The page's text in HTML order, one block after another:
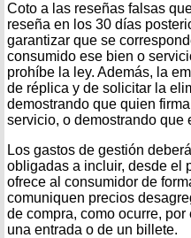
Coto a las reseñas falsas
reseña en los 30 días
garantizar que se
consumido ese bien o
prohíbe la ley. Además, la
de réplica y de solicitar la
demostrando que quien
servicio, o demostrando que
Los gastos de gestión
obligadas a incluir, desde el
ofrece al consumidor de
comuniquen precios
de compra, como ocurre,
una entrada o de un billete.